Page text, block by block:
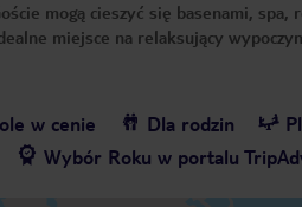
mogą cieszyć się basenami,
miejsce na relaksujący
w cenie Dla rodzin
Wybór Roku w portalu